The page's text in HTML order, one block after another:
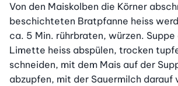
Von den Maiskolben die Körner
beschichteten Bratpfanne heiss
ca. 5 Min. rührbraten, würzen.
Limette heiss abspülen, trocken
schneiden, mit dem Mais auf der
abzupfen, mit der Sauermilch darauf